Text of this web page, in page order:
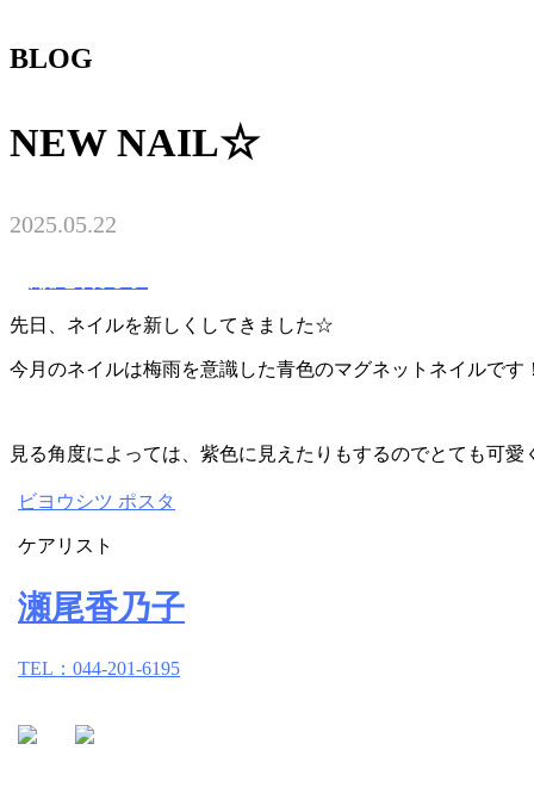
BLOG
NEW NAIL☆
2025.05.22
先日、ネイルを新しくしてきました☆
今月のネイルは梅雨を意識した青色のマグネットネイルです
見る角度によっては、紫色に見えたりもするのでとても可愛
ビヨウシツ ポスタ
ケアリスト
瀬尾香乃子
TEL：044-201-6195